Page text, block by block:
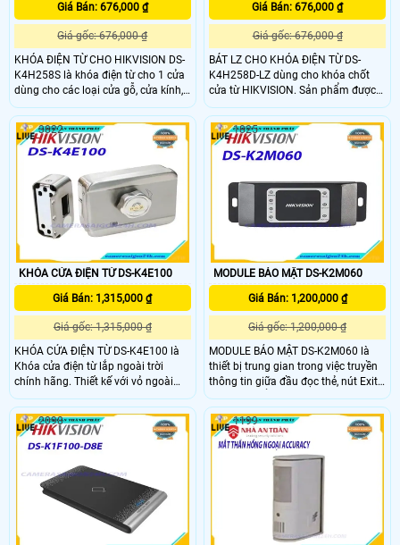
Giá Bán: 676,000 ₫
Giá gốc: 676,000 ₫
KHÓA ĐIỆN TỪ CHO HIKVISION DS-
K4H258S là khóa điện từ cho 1 cửa
dùng cho các loại cửa gỗ, cửa kính,
cửa kim loại, cửa chống cháy với
chất liệu nhôm cao cấp có độ bền
cao. Nhờ thiết kế nam châm, KHÓA
ĐIỆN TỪ CHO HIKVISION DS-
K4H258S có lực hút mạnh nên
không hề tác động đến cửa và
không làm hư hại.
Giá Bán: 676,000 ₫
Giá gốc: 676,000 ₫
BÁT LZ CHO KHÓA ĐIỆN TỪ DS-
K4H258D-LZ dùng cho khóa chốt
cửa từ HIKVISION. Sản phẩm được
thiết kế chắc chắn, dùng cho khóa
Hikvision DS-K4H258S/D. BÁT LZ
CHO KHÓA ĐIỆN TỪ DS-K4H258D-
LZ phù hợp cửa ra vào, mở ra hướng
KHÓA CỬA ĐIỆN TỪ DS-K4E100
Giá Bán: 1,315,000 ₫
Giá gốc: 1,315,000 ₫
KHÓA CỬA ĐIỆN TỪ DS-K4E100 là
Khóa cửa điện từ lắp ngoài trời
chính hãng. Thiết kế với vỏ ngoài
bằng thép và bề ngoài bảo vệ bởi
lớp sơn chống rỉ sét. Đảm bảo dùng
tốt trong điều kiện thời tiết khắc
nghiệt, dùng được cho tất cả các
ĐIỆN TỪ DS-K4E100 lắp đặt ngoài
trời có khả năng chịu mưa, nắng,
3822
MODULE BẢO MẬT DS-K2M060
Giá Bán: 1,200,000 ₫
Giá gốc: 1,200,000 ₫
MODULE BẢO MẬT DS-K2M060 là
thiết bị trung gian trong việc truyền
thông tin giữa đầu đọc thẻ, nút Exit,
bộ điều khiển ra vào và khóa điện
từ. MODULE BẢO MẬT DS-K2M060
cho phép duy trì trạng thái cuối
cùng của khóa trong trường hợp
mất liên lạc với bộ điều khiển hoặc
hỏng bất kỳ thành phần nào của hệ
1825
2098 1199